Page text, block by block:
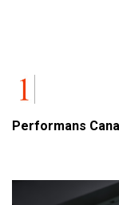
Performans